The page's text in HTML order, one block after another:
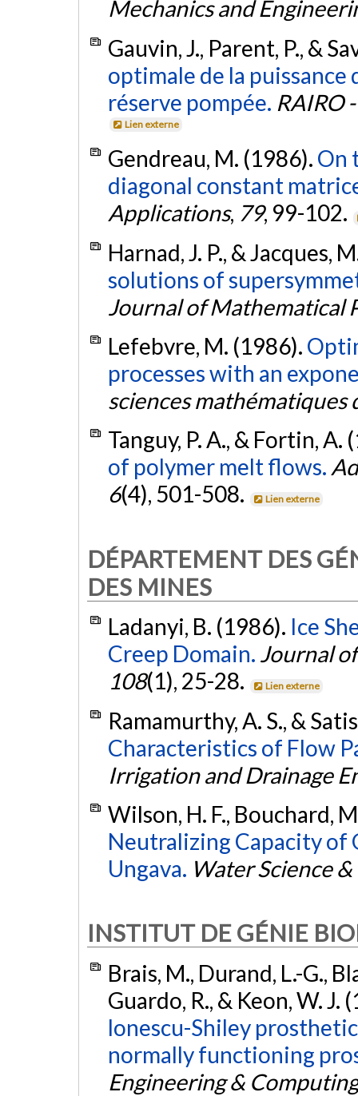
Mechanics and
Gauvin, J., Parent, P., &
optimale de la puissance
réserve pompée. RAIRO
Lien externe
Gendreau, M. (1986). On
diagonal constant
Applications, 79, 99-102.
Harnad, J. P., & Jacques,
solutions of
Journal of Mathematical
Lefebvre, M. (1986).
processes with an
sciences mathématiques
Tanguy, P. A., & Fortin, A.
of polymer melt flows.
6(4), 501-508. Lien externe
DÉPARTEMENT DES
DES MINES
Ladanyi, B. (1986). Ice
Creep Domain. Journal
108(1), 25-28. Lien externe
Ramamurthy, A. S., &
Characteristics of Flow
Irrigation and Drainage
Wilson, H. F., Bouchard,
Neutralizing Capacity of
Ungava. Water Science
INSTITUT DE GÉNIE
Brais, M., Durand, L.-G.,
Guardo, R., & Keon, W. J.
lonescu-Shiley
normally functioning
Engineering & Computing